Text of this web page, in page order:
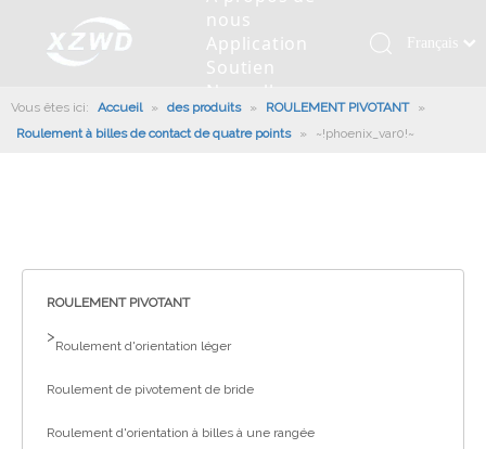
Roulement pivotant
nous
Profil de la société
Équipements de test
Application
Machines d'ingénierie
Robot De Soudage
Soutien
Installation de roulement
Fabrication
Nouvelles
Anneaux de pivotement
Nouvelles de l'industrie
Contactez
nous
Français
românesc
Türk dili
Italiano
Vous êtes ici: Accueil » des produits » ROULEMENT PIVOTANT
»
Roulement à billes de contact de quatre points
» ~!phoenix_var0!~
ROULEMENT PIVOTANT
>
Roulement d'orientation léger
Roulement de pivotement de bride
Roulement d'orientation à billes à une rangée